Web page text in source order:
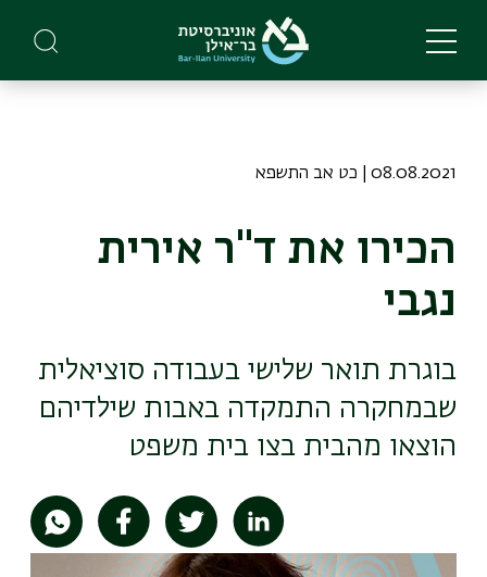
main
08.08.2021 | כט אב התשפא
הכירו את ד"ר אירית
נגבי
בוגרת תואר שלישי בעבודה סוציאלית
שבמחקרה התמקדה באבות שילדיהם
הוצאו מהבית בצו בית משפט
תמונה